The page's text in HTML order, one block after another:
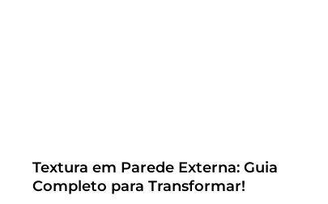
Textura em Parede Externa: Guia
Completo para Transformar!